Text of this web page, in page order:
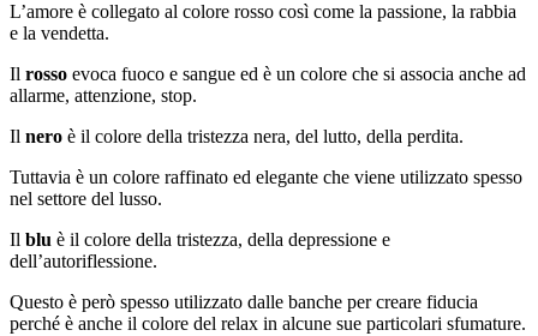
L’amore è collegato al colore rosso così come la passione, la rabbia
e la vendetta.
Il rosso evoca fuoco e sangue ed è un colore che si associa anche ad
allarme, attenzione, stop.
Il nero è il colore della tristezza nera, del lutto, della perdita.
Tuttavia è un colore raffinato ed elegante che viene utilizzato spesso
nel settore del lusso.
Il blu è il colore della tristezza, della depressione e
dell’autoriflessione.
Questo è però spesso utilizzato dalle banche per creare fiducia
perché è anche il colore del relax in alcune sue particolari sfumature.